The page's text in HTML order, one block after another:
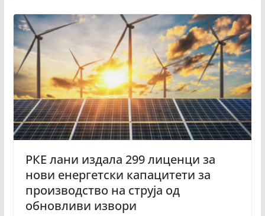
РКЕ лани издала 299 лиценци за
нови енергетски капацитети за
производство на струја од
обновливи извори